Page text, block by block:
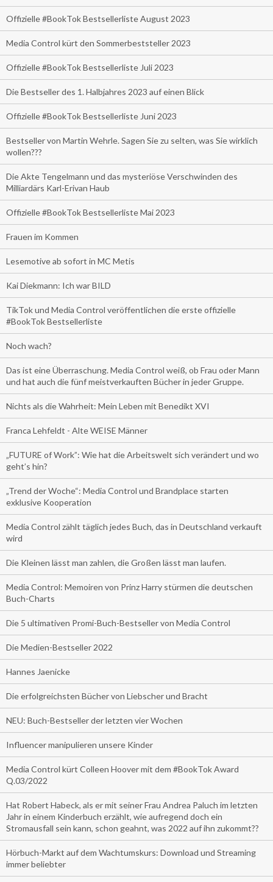
Offizielle #BookTok Bestsellerliste August 2023
Media Control kürt den Sommerbeststeller 2023
Offizielle #BookTok Bestsellerliste Juli 2023
Die Bestseller des 1. Halbjahres 2023 auf einen Blick
Offizielle #BookTok Bestsellerliste Juni 2023
Bestseller von Martin Wehrle. Sagen Sie zu selten, was Sie wirklich
wollen???
Die Akte Tengelmann und das mysteriöse Verschwinden des
Milliardärs Karl-Erivan Haub
Offizielle #BookTok Bestsellerliste Mai 2023
Frauen im Kommen
Lesemotive ab sofort in MC Metis
Kai Diekmann: Ich war BILD
TikTok und Media Control veröffentlichen die erste offizielle
#BookTok Bestsellerliste
Noch wach?
Das ist eine Überraschung. Media Control weiß, ob Frau oder Mann
und hat auch die fünf meistverkauften Bücher in jeder Gruppe.
Nichts als die Wahrheit: Mein Leben mit Benedikt XVI
Franca Lehfeldt - Alte WEISE Männer
„FUTURE of Work”: Wie hat die Arbeitswelt sich verändert und wo
geht’s hin?
„Trend der Woche“: Media Control und Brandplace starten
exklusive Kooperation
Media Control zählt täglich jedes Buch, das in Deutschland verkauft
wird
Die Kleinen lässt man zahlen, die Großen lässt man laufen.
Media Control: Memoiren von Prinz Harry stürmen die deutschen
Buch-Charts
Die 5 ultimativen Promi-Buch-Bestseller von Media Control
Die Medien-Bestseller 2022
Hannes Jaenicke
Die erfolgreichsten Bücher von Liebscher und Bracht
NEU: Buch-Bestseller der letzten vier Wochen
Influencer manipulieren unsere Kinder
Media Control kürt Colleen Hoover mit dem #BookTok Award
Q.03/2022
Hat Robert Habeck, als er mit seiner Frau Andrea Paluch im letzten
Jahr in einem Kinderbuch erzählt, wie aufregend doch ein
Stromausfall sein kann, schon geahnt, was 2022 auf ihn zukommt??
Hörbuch-Markt auf dem Wachtumskurs: Download und Streaming
immer beliebter